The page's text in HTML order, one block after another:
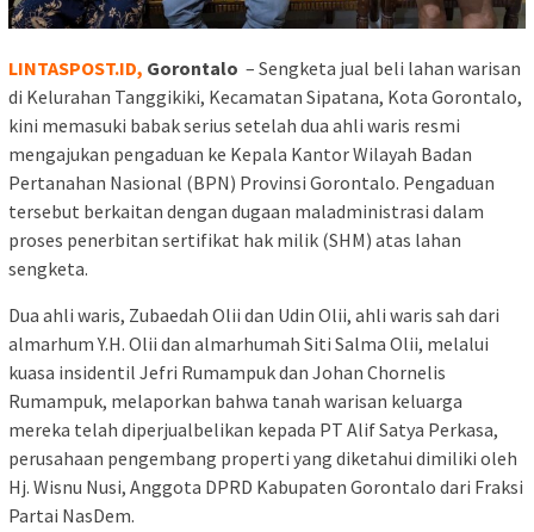
LINTASPOST.ID, Gorontalo – Sengketa jual beli lahan warisan
di Kelurahan Tanggikiki, Kecamatan Sipatana, Kota Gorontalo,
kini memasuki babak serius setelah dua ahli waris resmi
mengajukan pengaduan ke Kepala Kantor Wilayah Badan
Pertanahan Nasional (BPN) Provinsi Gorontalo. Pengaduan
tersebut berkaitan dengan dugaan maladministrasi dalam
proses penerbitan sertifikat hak milik (SHM) atas lahan
sengketa.
Dua ahli waris, Zubaedah Olii dan Udin Olii, ahli waris sah dari
almarhum Y.H. Olii dan almarhumah Siti Salma Olii, melalui
kuasa insidentil Jefri Rumampuk dan Johan Chornelis
Rumampuk, melaporkan bahwa tanah warisan keluarga
mereka telah diperjualbelikan kepada PT Alif Satya Perkasa,
perusahaan pengembang properti yang diketahui dimiliki oleh
Hj. Wisnu Nusi, Anggota DPRD Kabupaten Gorontalo dari Fraksi
Partai NasDem.